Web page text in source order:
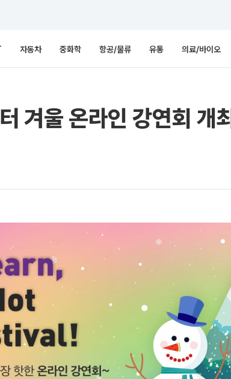
자동차 중화학 항공/물류 유통 의료/바이오
겨울 온라인 강연회 개최